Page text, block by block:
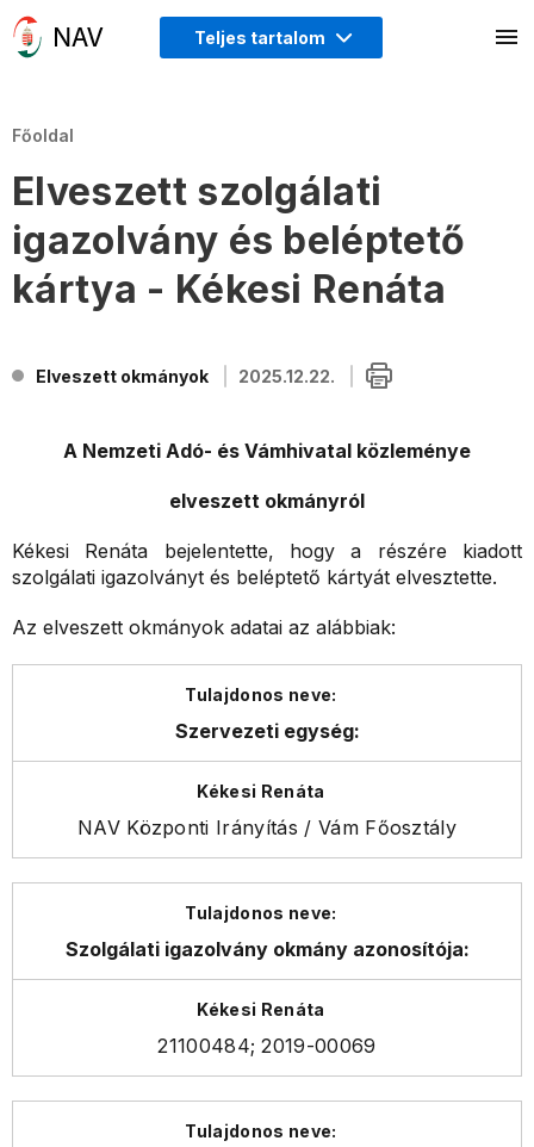
Teljes tartalom
Főoldal
Elveszett szolgálati
igazolvány és beléptető
kártya - Kékesi Renáta
Elveszett okmányok 2025.12.22.
A Nemzeti Adó- és Vámhivatal közleménye
elveszett okmányról
Kékesi Renáta bejelentette, hogy a részére kiadott
szolgálati igazolványt és beléptető kártyát elvesztette.
Az elveszett okmányok adatai az alábbiak:
Szervezeti egység:
NAV Központi Irányítás / Vám Főosztály
Szolgálati igazolvány okmány azonosítója:
21100484; 2019-00069